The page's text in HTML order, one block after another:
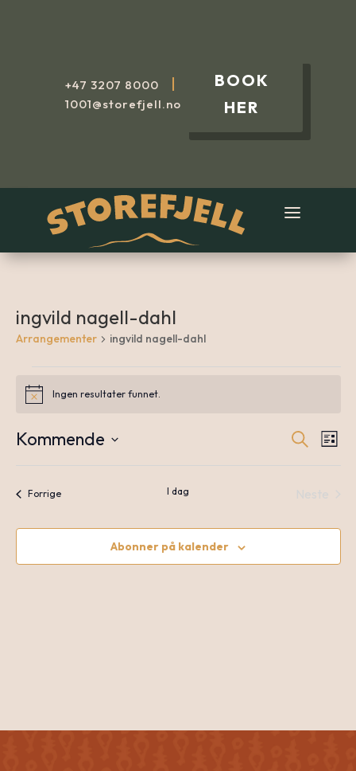
+473207 8000
1001@storefjell.no
BOOK
HER
ingvild nagell-dahl
Arrangementer ingvild nagell-dahl
Arrangementer
NoticeIngen resultater funnet.
Søk Liste
Kommende
ForrigeArrangementer I dag
Abonner på kalender